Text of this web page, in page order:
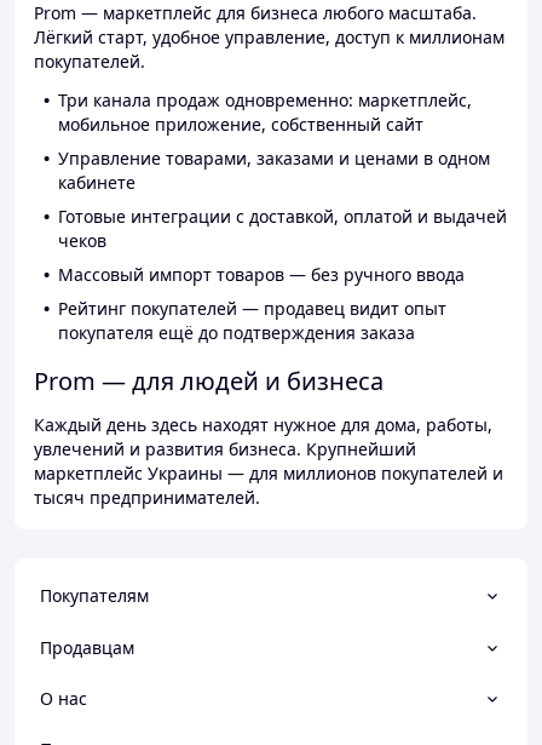
Prom — маркетплейс для бизнеса любого масштаба.
Лёгкий старт, удобное управление, доступ к миллионам
покупателей.
Три канала продаж одновременно: маркетплейс,
мобильное приложение, собственный сайт
Управление товарами, заказами и ценами в одном
кабинете
Готовые интеграции с доставкой, оплатой и выдачей
чеков
Массовый импорт товаров — без ручного ввода
Рейтинг покупателей — продавец видит опыт
покупателя ещё до подтверждения заказа
Prom — для людей и бизнеса
Каждый день здесь находят нужное для дома, работы,
увлечений и развития бизнеса. Крупнейший
маркетплейс Украины — для миллионов покупателей и
тысяч предпринимателей.
Покупателям
Продавцам
О нас